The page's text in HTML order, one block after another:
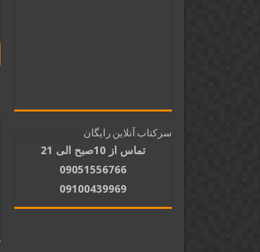
سرکتاب آنلاین رایگان
تماس از 10صبح الی 21
09051556766
09100439969